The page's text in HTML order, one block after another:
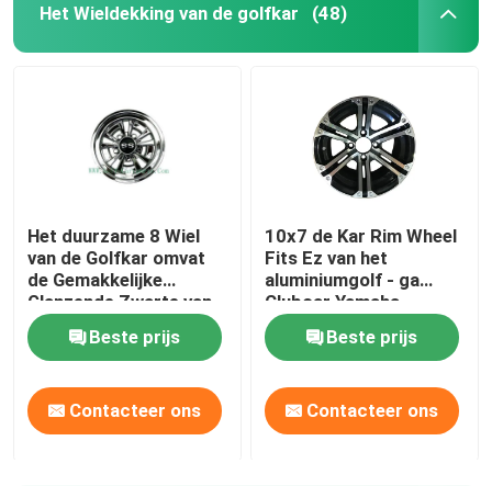
Het Wieldekking van de golfkar (48)
Het duurzame 8 Wiel
van de Golfkar omvat
de Gemakkelijke
Glanzende Zwarte van
de Installatie Diepe
SchotelBeste prijs
Contacteer ons
10x7 de Kar Rim Wheel
Fits Ez van het
aluminiumgolf - ga
Clubcar Yamaha
Tomberlin Harley
Beste prijs
Contacteer ons